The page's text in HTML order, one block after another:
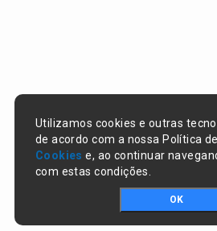
Utilizamos cookies e outras
de acordo com a nossa Política de
Cookies e, ao continuar
com estas condições.
OK